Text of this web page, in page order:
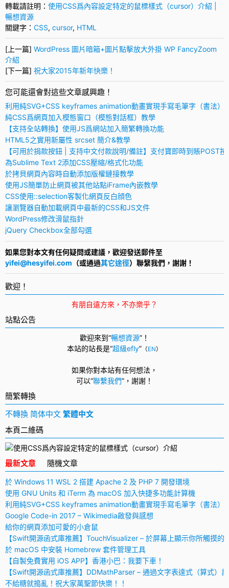
轉載請註明： 使用CSS爲內容設定特定的鼠標樣式（cursor）介紹 |
暢想資源
關鍵字： CSS, cursor, HTML
[上一篇] WordPress 圖片暗箱+圖片點擊放大外掛 WP FancyZoom
介紹
[下一篇] 祝大家2015年新年快樂！
您可能還會對這些文章感興趣！
利用純SVG+CSS keyframes animation動畫實現手寫毛筆字（書法）
純CSS爲網頁加入模態窗口（模態對話框）教學
【支持全站轉換】使用JS爲網站加入簡繁轉換功能
HTML5之實用新屬性 srcset 簡介&教學
【可用於捐款按鈕 | 支持中文付款說明/備註】支付寶即時到賬POST按
為Sublime Text 2添加CSS壓縮/格式化功能
於拷貝網頁內容時自動添加版權鏈接教學
使用JS簡單防止網頁被其他站點iFrame內嵌教學
CSS使用::selection客製化網頁反白顔色
讓瀏覽器自動加載網頁中最新的CSS和JS文件
WordPress修改滑鼠指針
jQuery Checkbox全部勾選
如果您對本文有任何疑問或建議，歡迎發送郵件至
yifei@hesyifei.com （或通過其它途徑）聯繫我們，謝謝！
歡迎！
有朋自遠方來，不亦樂乎？
站點公告
歡迎來到“暢想資源”！
本站的站長是“超級efly” （EN）
如果你對本站有任何想法，
可以“聯繫我們”， 謝謝！
簡繁轉換
不轉換 简体中文 繁體中文
本頁二維碼
最新文章 隨機文章
於 Windows 11 WSL 2 搭建 Apache 2 及 PHP 7 開發環境
使用 GNU Units 和 iTerm 為 macOS 加入快捷多功能計算機
利用純SVG+CSS keyframes animation動畫實現手寫毛筆字（書法）
Google Code-in 2017 – Wikimedia啟發與感想
給你的網頁添加可愛的小倉鼠
【Swift開源函式庫推薦】TouchVisualizer – 於屏幕上顯示你所觸摸的
於 macOS 中安裝 Homebrew 套件管理工具
【自製免費實用 iOS APP】香港小巴：我要下車！
【Swift開源函式庫推薦】DDMathParser – 通過文字表達式（算式）
不給糖就搗亂！祝大家萬聖節快樂！！